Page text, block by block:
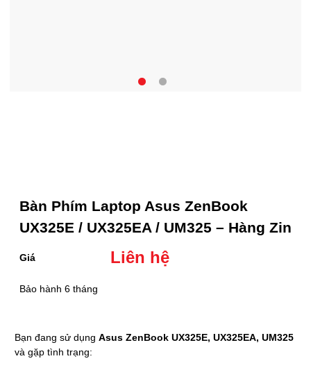
Bàn Phím Laptop Asus ZenBook
UX325E / UX325EA / UM325 – Hàng Zin
Giá Liên hệ
Bảo hành 6 tháng
Bạn đang sử dụng Asus ZenBook UX325E, UX325EA, UM325
và gặp tình trạng: